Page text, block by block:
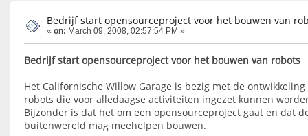
Bedrijf start opensourceproject voor het bouwen van
« on: March 09, 2008, 02:57:54 PM »
Bedrijf start opensourceproject voor het bouwen van robots
Het Californische Willow Garage is bezig met de ontwikkeling
robots die voor alledaagse activiteiten ingezet kunnen
Bijzonder is dat het om een opensourceproject gaat en dat
buitenwereld mag meehelpen bouwen.